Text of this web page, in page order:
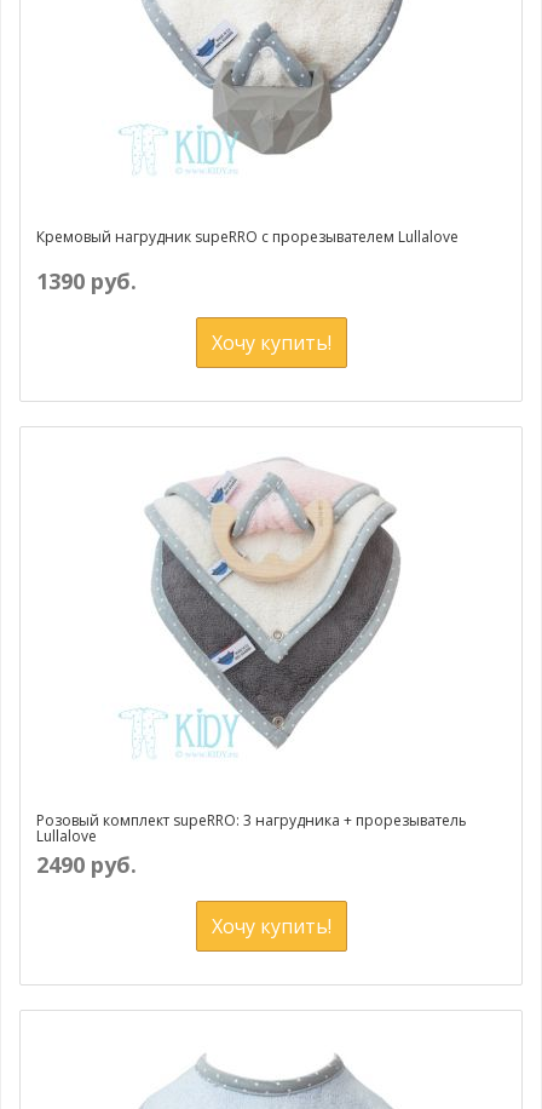
Кремовый нагрудник supeRRO с прорезывателем Lullalove
1390 руб.
Хочу купить!
Розовый комплект supeRRO: 3 нагрудника + прорезыватель
Lullalove
2490 руб.
Хочу купить!